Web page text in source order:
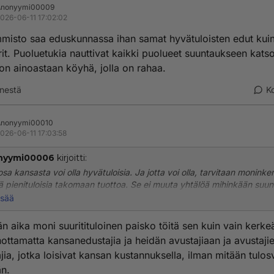
06-11 17:02:02
saa eduskunnassa ihan samat hyvätuloisten edut kuin
Puoluetukia nauttivat kaikki puolueet suuntaukseen
ainoastaan köyhä, jolla on rahaa.
06-11 17:03:58
kirjoitti:
kansasta voi olla hyvätuloisia. Ja jotta voi olla, tarvitaan
pienituloisia takomaan tuottoa. Se ei muuta yhtälöä mihinkään
joku yksilö siinä asettuu, mutta minä "kitisen" muiden puolesta, en
aika moni suuritituloinen paisko töitä sen kuin vain
kansanedustajia ja heidän avustajiaan ja
jotka loisivat kansan kustannuksella, ilman mitään